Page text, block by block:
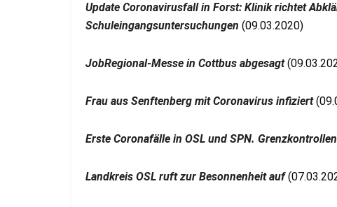
Update Coronavirusfall in Forst: Klinik richtet
Schuleingangsuntersuchungen (09.03.2020)
JobRegional-Messe in Cottbus abgesagt
Frau aus Senftenberg mit Coronavirus infiziert
Erste Coronafälle in OSL und SPN.
Landkreis OSL ruft zur Besonnenheit auf